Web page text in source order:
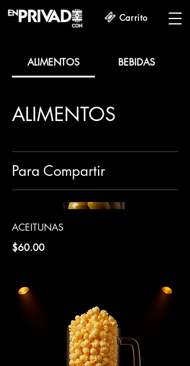
Carrito
ALIMENTOS BEBIDAS
ALIMENTOS
Para Compartir
ACEITUNAS
$60.00